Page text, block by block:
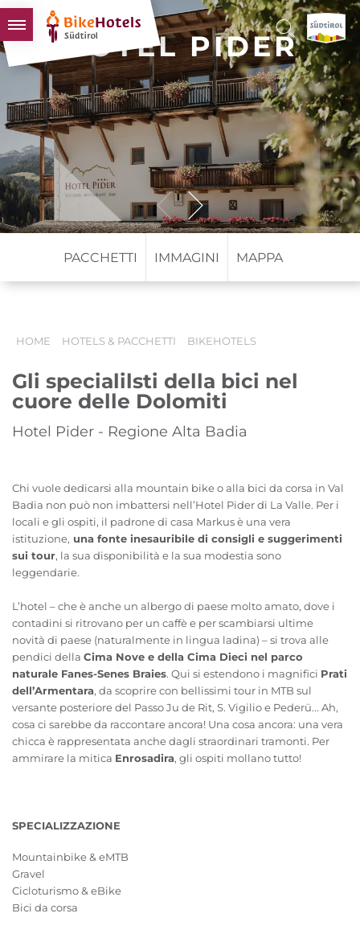
BIKEHOTELS
HOTELS & PACCHETTI
TOUR & TERRITORI
L'ALTO ADIGE & NOI
INFO UTILI
HOTEL PIDER
PACCHETTI IMMAGINI MAPPA
HOME HOTELS & PACCHETTI BIKEHOTELS
Gli specialilsti della bici nel
cuore delle Dolomiti
Hotel Pider - Regione Alta Badia
Chi vuole dedicarsi alla mountain bike o alla bici da corsa in Val
Badia non può non imbattersi nell’Hotel Pider di La Valle. Per i
locali e gli ospiti, il padrone di casa Markus è una vera
istituzione, una fonte inesauribile di consigli e suggerimenti
sui tour, la sua disponibilità e la sua modestia sono
leggendarie.
L’hotel – che è anche un albergo di paese molto amato, dove i
contadini si ritrovano per un caffè e per scambiarsi ultime
novità di paese (naturalmente in lingua ladina) – si trova alle
pendici della Cima Nove e della Cima Dieci nel parco
naturale Fanes-Senes Braies. Qui si estendono i magnifici Prati
dell’Armentara, da scoprire con bellissimi tour in MTB sul
versante posteriore del Passo Ju de Rit, S. Vigilio e Pederü... Ah,
cosa ci sarebbe da raccontare ancora! Una cosa ancora: una vera
chicca è rappresentata anche dagli straordinari tramonti. Per
ammirare la mitica Enrosadira, gli ospiti mollano tutto!
SPECIALIZZAZIONE
Mountainbike & eMTB
Gravel
Cicloturismo & eBike
Bici da corsa